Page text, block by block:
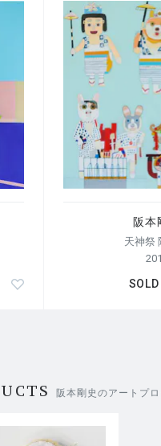
阪本
天神祭
SOLD
阪本剛史のアートプ